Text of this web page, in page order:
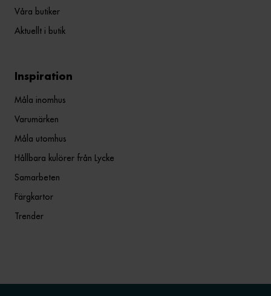
Våra butiker
Aktuellt i butik
Inspiration
Måla inomhus
Varumärken
Måla utomhus
Hållbara kulörer från Lycke
Samarbeten
Färgkartor
Trender